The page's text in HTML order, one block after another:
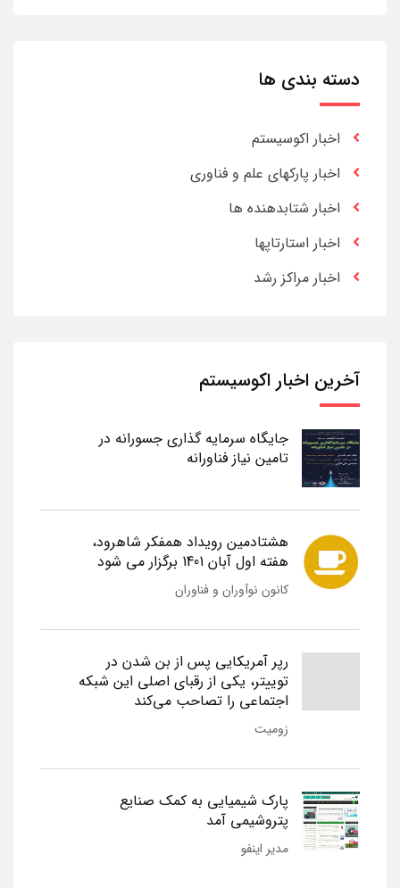
دسته بندی ها
اخبار اکوسیستم
اخبار پارکهای علم و فناوری
اخبار شتابدهنده ها
اخبار استارتاپها
اخبار مراکز رشد
آخرین اخبار اکوسیستم
جایگاه سرمایه گذاری جسورانه در
تامین نیاز فناورانه
هشتادمین رویداد همفکر شاهرود،
هفته اول آبان 1401 برگزار می شود
کانون نوآوران و فناوران
رپر آمریکایی پس از بن شدن در
توییتر، یکی از رقبای اصلی این شبکه
اجتماعی را تصاحب می‌کند
زومیت
پارک شیمیایی به کمک صنایع
پتروشیمی آمد
مدیر اینفو